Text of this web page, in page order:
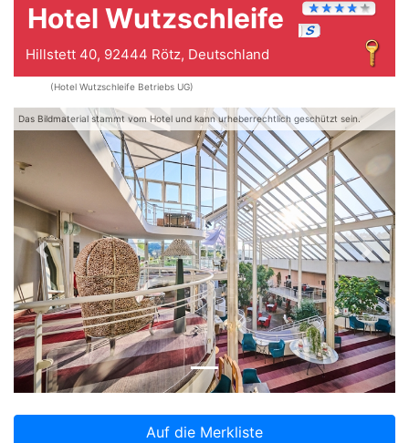
Hotel Wutzschleife
Hillstett 40, 92444 Rötz, Deutschland
(Hotel Wutzschleife Betriebs UG)
Das Bildmaterial stammt vom Hotel und kann urheberrechtlich geschützt sein.
Zurück
Auf die Merkliste